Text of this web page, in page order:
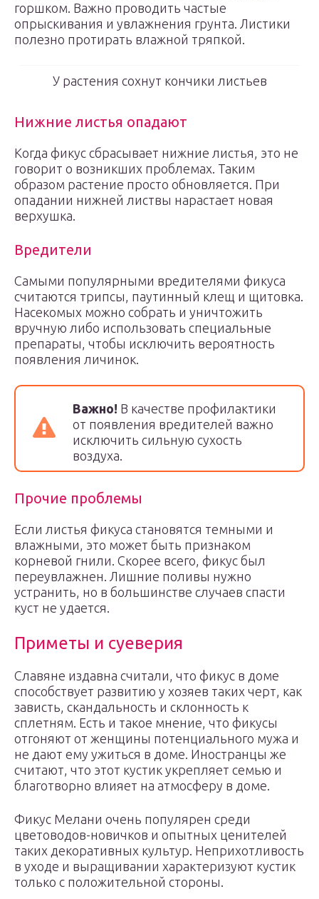
горшком. Важно проводить частые
опрыскивания и увлажнения грунта. Листики
полезно протирать влажной тряпкой.
У растения сохнут кончики листьев
Нижние листья опадают
Когда фикус сбрасывает нижние листья, это не
говорит о возникших проблемах. Таким
образом растение просто обновляется. При
опадании нижней листвы нарастает новая
верхушка.
Вредители
Самыми популярными вредителями фикуса
считаются трипсы, паутинный клещ и щитовка.
Насекомых можно собрать и уничтожить
вручную либо использовать специальные
препараты, чтобы исключить вероятность
появления личинок.
Важно! В качестве профилактики
от появления вредителей важно
исключить сильную сухость
воздуха.
Прочие проблемы
Если листья фикуса становятся темными и
влажными, это может быть признаком
корневой гнили. Скорее всего, фикус был
переувлажнен. Лишние поливы нужно
устранить, но в большинстве случаев спасти
куст не удается.
Приметы и суеверия
Славяне издавна считали, что фикус в доме
способствует развитию у хозяев таких черт, как
зависть, скандальность и склонность к
сплетням. Есть и такое мнение, что фикусы
отгоняют от женщины потенциального мужа и
не дают ему ужиться в доме. Иностранцы же
считают, что этот кустик укрепляет семью и
благотворно влияет на атмосферу в доме.
Фикус Мелани очень популярен среди
цветоводов-новичков и опытных ценителей
таких декоративных культур. Неприхотливость
в уходе и выращивании характеризуют кустик
только с положительной стороны.